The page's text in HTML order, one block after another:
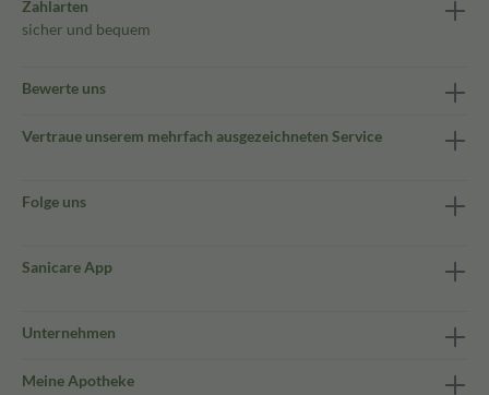
Zahlarten
sicher und bequem
Bewerte uns
Vertraue unserem mehrfach ausgezeichneten Service
Folge uns
Sanicare App
Unternehmen
Meine Apotheke